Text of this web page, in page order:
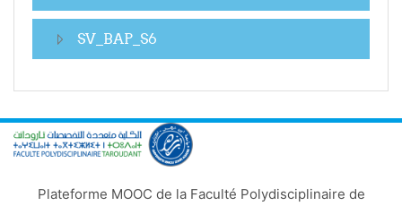
SV_BAP_S6
Plateforme MOOC de la Faculté Polydisciplinaire de